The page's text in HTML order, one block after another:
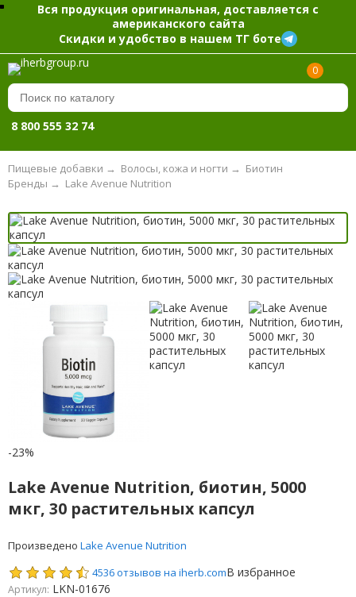
Вся продукция оригинальная, доставляется с
американского сайта
Скидки и удобство в нашем ТГ боте
0
8 800 555 32 74
Пищевые добавки → Волосы, кожа и ногти → Биотин
Lake Avenue Nutrition
Бренды →
-23%
Lake Avenue Nutrition, биотин, 5000
мкг, 30 растительных капсул
Произведено Lake Avenue Nutrition
4536 отзывов на iherb.comВ избранное
Артикул: LKN-01676